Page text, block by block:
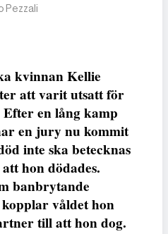
Pezzali
kvinnan Kellie
att varit utsatt för
en lång kamp
en jury nu kommit
inte ska betecknas
hon dödades.
banbrytande
våldet hon
till att hon dog.